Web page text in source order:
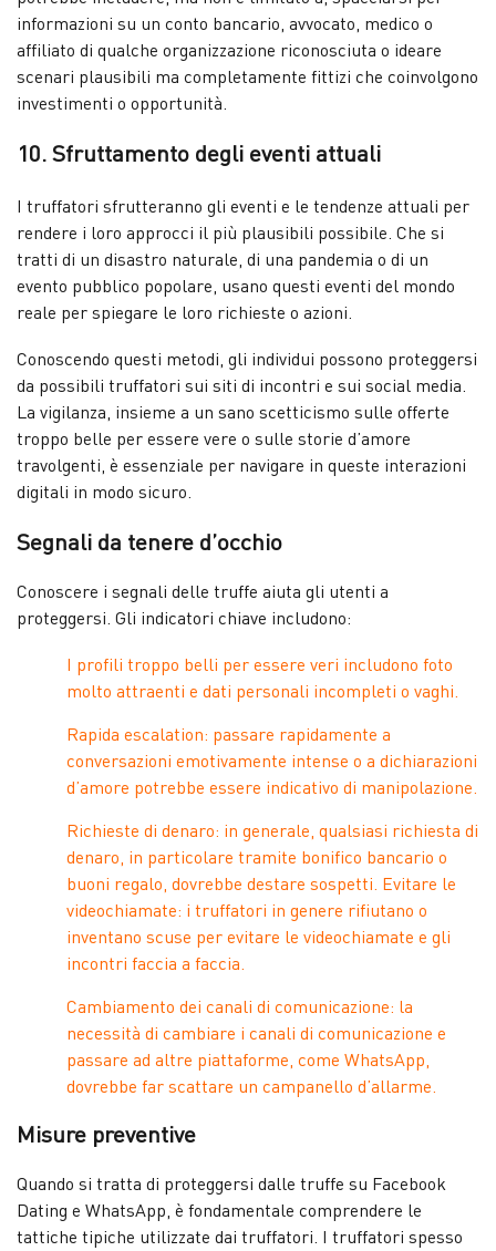
informazioni su un conto bancario, avvocato, medico o
affiliato di qualche organizzazione riconosciuta o ideare
scenari plausibili ma completamente fittizi che coinvolgono
investimenti o opportunità.
10. Sfruttamento degli eventi attuali
I truffatori sfrutteranno gli eventi e le tendenze attuali per
rendere i loro approcci il più plausibili possibile. Che si
tratti di un disastro naturale, di una pandemia o di un
evento pubblico popolare, usano questi eventi del mondo
reale per spiegare le loro richieste o azioni.
Conoscendo questi metodi, gli individui possono proteggersi
da possibili truffatori sui siti di incontri e sui social media.
La vigilanza, insieme a un sano scetticismo sulle offerte
troppo belle per essere vere o sulle storie d’amore
travolgenti, è essenziale per navigare in queste interazioni
digitali in modo sicuro.
Segnali da tenere d’occhio
Conoscere i segnali delle truffe aiuta gli utenti a
proteggersi. Gli indicatori chiave includono:
I profili troppo belli per essere veri includono foto
molto attraenti e dati personali incompleti o vaghi.
Rapida escalation: passare rapidamente a
conversazioni emotivamente intense o a dichiarazioni
d’amore potrebbe essere indicativo di manipolazione.
Richieste di denaro: in generale, qualsiasi richiesta di
denaro, in particolare tramite bonifico bancario o
buoni regalo, dovrebbe destare sospetti. Evitare le
videochiamate: i truffatori in genere rifiutano o
inventano scuse per evitare le videochiamate e gli
incontri faccia a faccia.
Cambiamento dei canali di comunicazione: la
necessità di cambiare i canali di comunicazione e
passare ad altre piattaforme, come WhatsApp,
dovrebbe far scattare un campanello d’allarme.
Misure preventive
Quando si tratta di proteggersi dalle truffe su Facebook
Dating e WhatsApp, è fondamentale comprendere le
tattiche tipiche utilizzate dai truffatori. I truffatori spesso